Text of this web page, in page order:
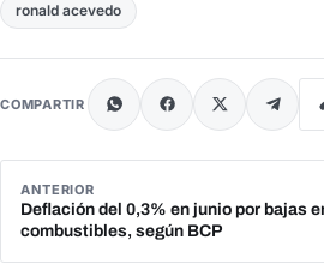
ronald acevedo
COMPARTIR
ANTERIOR
Deflación del 0,3% en junio por bajas
combustibles, según BCP